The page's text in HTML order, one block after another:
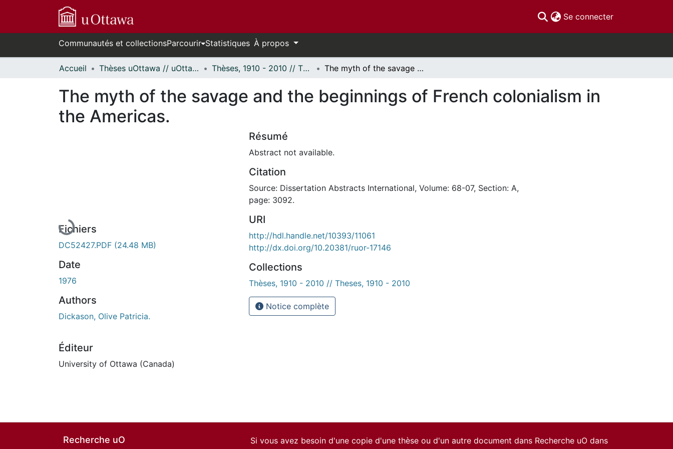
Se connecter(current)
Communautés et collectionsParcourir Statistiques À propos
Accueil Thèses uOttawa // uOttawa Theses Thèses, 1910 - 2010 // Theses, 1910 - 2010 The myth of the savage and the beginnings of French colonialism in the Americas.
The myth of the savage and the beginnings of French colonialism in
the Americas.
En cours de chargement...
Fichiers
DC52427.PDF (24.48 MB)
Date
1976
Authors
Dickason, Olive Patricia.
Éditeur
University of Ottawa (Canada)
Résumé
Abstract not available.
Citation
Source: Dissertation Abstracts International, Volume: 68-07, Section: A,
page: 3092.
URI
http://hdl.handle.net/10393/11061
http://dx.doi.org/10.20381/ruor-17146
Collections
Thèses, 1910 - 2010 // Theses, 1910 - 2010
Notice complète
Recherche uO
Si vous avez besoin d'une copie d'une thèse ou d'un autre document dans Recherche uO dans